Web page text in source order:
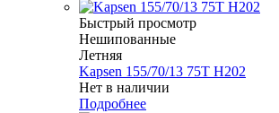
Быстрый просмотр
Нешипованные
Летняя
Kapsen 155/70/13 75T H202
Нет в наличии
Подробнее